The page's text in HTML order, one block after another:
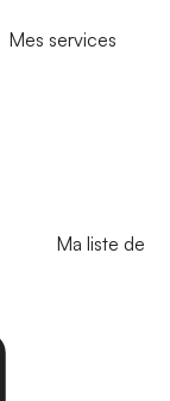
Mes services
Ma liste de